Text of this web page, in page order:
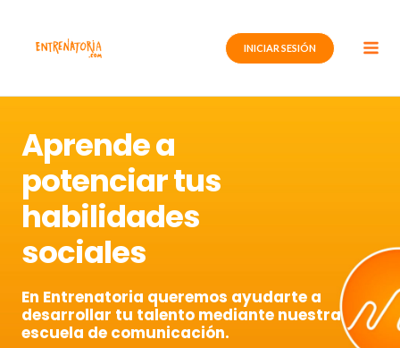
contenido
INICIAR SESIÓN
Aprende a
potenciar tus
habilidades
sociales
En Entrenatoria queremos ayudarte a
desarrollar tu talento mediante nuestra
escuela de comunicación.